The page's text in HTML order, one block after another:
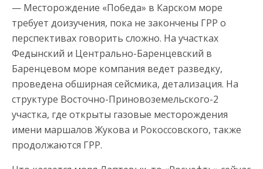
— Месторождение «Победа» в Карском море
требует доизучения, пока не закончены ГРР о
перспективах говорить сложно. На участках
Федынский и Центрально-Баренцевский в
Баренцевом море компания ведет разведку,
проведена обширная сейсмика, детализация. На
структуре Восточно-Приновоземельского-2
участка, где открыты газовые месторождения
имени маршалов Жукова и Рокоссовского, также
продолжаются ГРР.